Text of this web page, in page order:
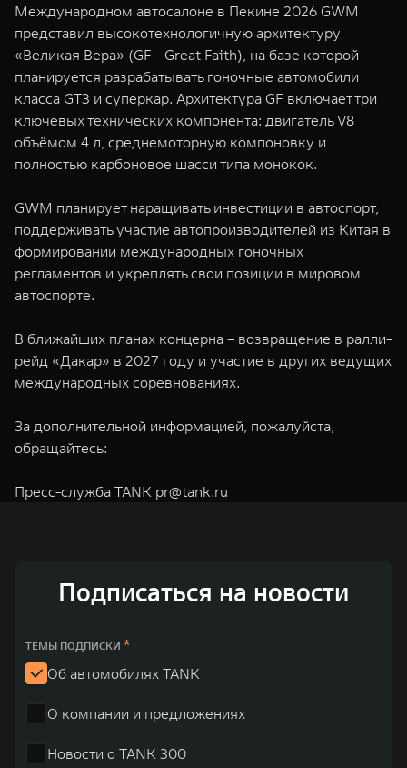
Международном автосалоне в Пекине 2026 GWM
представил высокотехнологичную архитектуру
«Великая Вера» (GF - Great Faith), на базе которой
планируется разрабатывать гоночные автомобили
класса GT3 и суперкар. Архитектура GF включает три
ключевых технических компонента: двигатель V8
объёмом 4 л, среднемоторную компоновку и
полностью карбоновое шасси типа монокок.
GWM планирует наращивать инвестиции в автоспорт,
поддерживать участие автопроизводителей из Китая в
формировании международных гоночных
регламентов и укреплять свои позиции в мировом
автоспорте.
В ближайших планах концерна – возвращение в ралли-
рейд «Дакар» в 2027 году и участие в других ведущих
международных соревнованиях.
За дополнительной информацией, пожалуйста,
обращайтесь:
Пресс-служба TANK pr@tank.ru
Подписаться на новости
ТЕМЫ ПОДПИСКИ *
Об автомобилях TANK
О компании и предложениях
Новости о TANK 300